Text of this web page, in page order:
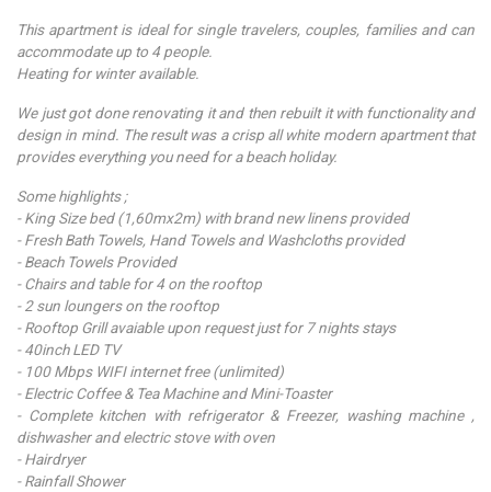
This apartment is ideal for single travelers, couples, families and can
accommodate up to 4 people.
Heating for winter available.
We just got done renovating it and then rebuilt it with functionality and
design in mind. The result was a crisp all white modern apartment that
provides everything you need for a beach holiday.
Some highlights ;
- King Size bed (1,60mx2m) with brand new linens provided
- Fresh Bath Towels, Hand Towels and Washcloths provided
- Beach Towels Provided
- Chairs and table for 4 on the rooftop
- 2 sun loungers on the rooftop
- Rooftop Grill avaiable upon request just for 7 nights stays
- 40inch LED TV
- 100 Mbps WIFI internet free (unlimited)
- Electric Coffee & Tea Machine and Mini-Toaster
- Complete kitchen with refrigerator & Freezer, washing machine ,
dishwasher and electric stove with oven
- Hairdryer
- Rainfall Shower